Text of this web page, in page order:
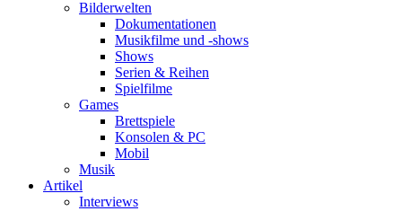
Bilderwelten
Dokumentationen
Musikfilme und -shows
Shows
Serien & Reihen
Spielfilme
Games
Brettspiele
Konsolen & PC
Mobil
Musik
Artikel
Interviews